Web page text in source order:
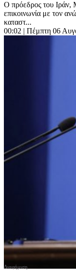
Ο πρόεδρος του Ιράν,
επικοινωνία με τον
καταστ...
00:02 | Πέμπτη 06